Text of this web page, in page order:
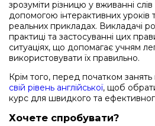
зрозуміти різницю у вживанні
допомогою інтерактивних уроків
реальних прикладах. Викладачі
практиці та застосуванні цих
ситуаціях, що допомагає учням
використовувати їх правильно.
Крім того, перед початком
свій рівень англійської, щоб
курс для швидкого та
Хочете спробувати?